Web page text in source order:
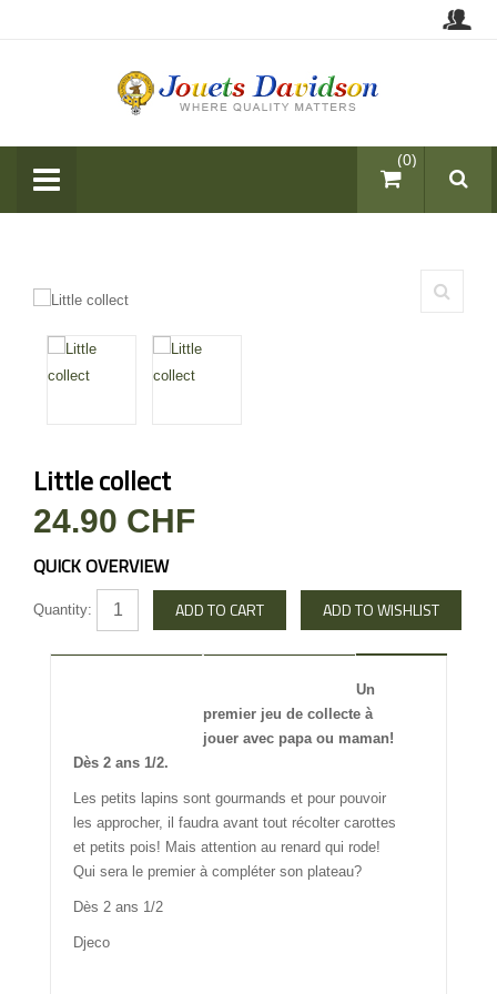
items (0)
Little collect
24.90 CHF
QUICK OVERVIEW
Quantity:
Un
premier jeu de collecte à
jouer avec papa ou maman!
Dès 2 ans 1/2.
Les petits lapins sont gourmands et pour pouvoir
les approcher, il faudra avant tout récolter carottes
et petits pois! Mais attention au renard qui rode!
Qui sera le premier à compléter son plateau?
Dès 2 ans 1/2
Djeco